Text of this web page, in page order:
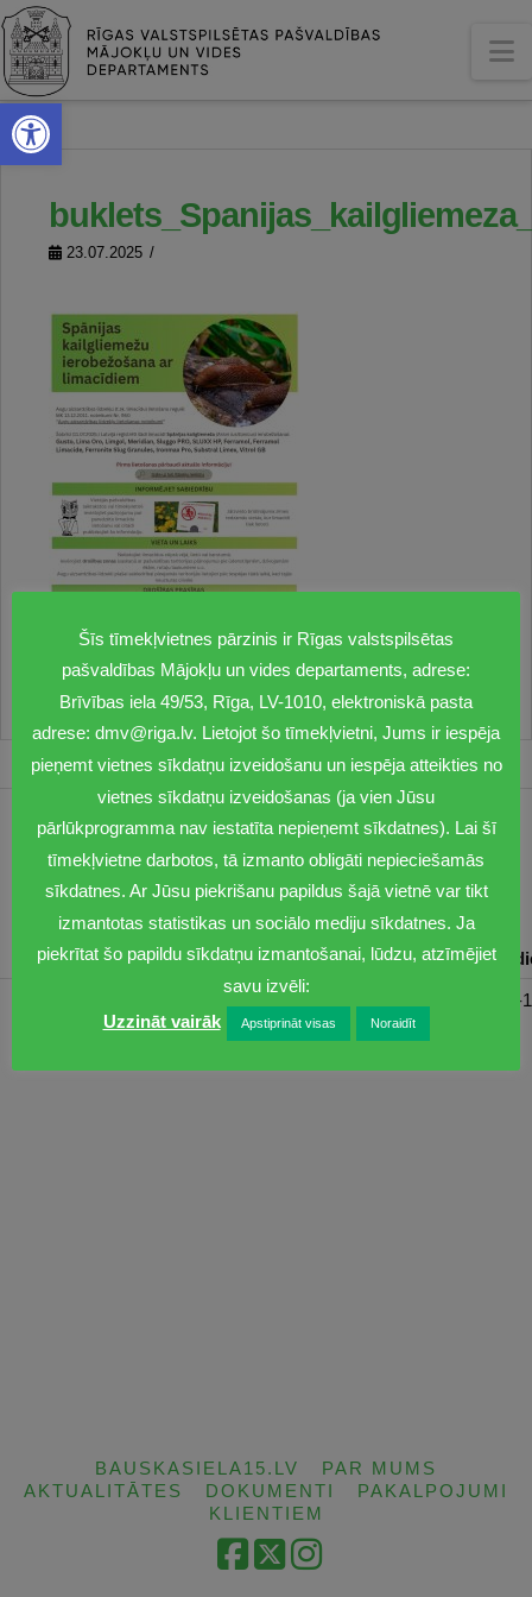
Open toolbar
23.07.2025
1201
dmv@riga.lv
Pirmdiena Otrdiena Trešdiena Ceturtdiena
08:00-
BAUSKASIELA15.LV
PAR MUMS
AKTUALITĀTES
DOKUMENTI
PAKALPOJUMI
KLIENTIEM
Facebook
X Instagram
Šīs tīmekļvietnes pārzinis ir Rīgas valstspilsētas
pašvaldības Mājokļu un vides departaments, adrese:
Brīvības iela 49/53, Rīga, LV-1010, elektroniskā pasta
adrese: dmv@riga.lv. Lietojot šo tīmekļvietni, Jums ir iespēja
pieņemt vietnes sīkdatņu izveidošanu un iespēja atteikties no
vietnes sīkdatņu izveidošanas (ja vien Jūsu
pārlūkprogramma nav iestatīta nepieņemt sīkdatnes). Lai šī
tīmekļvietne darbotos, tā izmanto obligāti nepieciešamās
sīkdatnes. Ar Jūsu piekrišanu papildus šajā vietnē var tikt
izmantotas statistikas un sociālo mediju sīkdatnes. Ja
piekrītat šo papildu sīkdatņu izmantošanai, lūdzu, atzīmējiet
savu izvēli:
Uzzināt vairāk
Apstiprināt visas Noraidīt